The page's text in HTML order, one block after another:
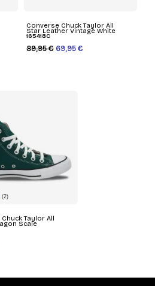
Converse Chuck Taylor All
Star Leather Vintage White
165418C
89,95 € 69,95 €
(2)
Taylor All
Scale